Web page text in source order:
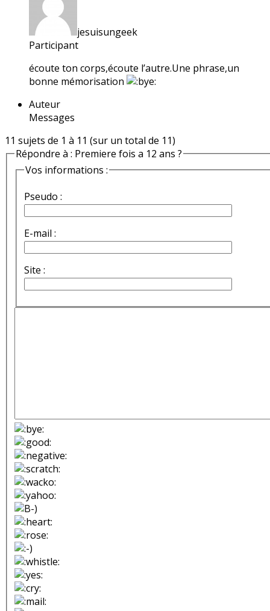
jesuisungeek
Participant
écoute ton corps,écoute l’autre.Une phrase,un
bonne mémorisation
Auteur
Messages
11 sujets de 1 à 11 (sur un total de 11)
Répondre à : Premiere fois a 12 ans ?
Vos informations :
Pseudo :
E-mail :
Site :